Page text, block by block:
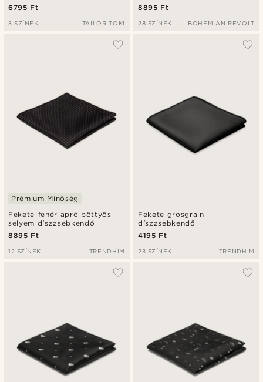
6795 Ft
3 SZÍNEK TAILOR TOKI
8895 Ft
28 SZÍNEK BOHEMIAN REVOLT
Fekete-fehér apró pöttyös
selyem díszzsebkendő
Prémium Minőség
8895 Ft
12 SZÍNEK TRENDHIM
Fekete grosgrain
díszzsebkendő
4195 Ft
23 SZÍNEK TRENDHIM